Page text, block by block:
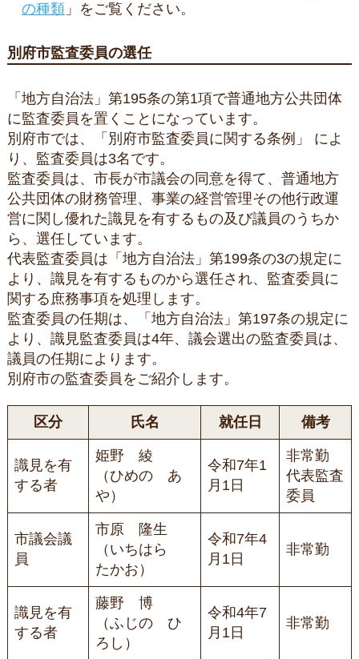
の種類」をご覧ください。
別府市監査委員の選任
「地方自治法」第195条の第1項で普通地方公共団体
に監査委員を置くことになっています。
別府市では、「別府市監査委員に関する条例」 によ
り、監査委員は3名です。
監査委員は、市長が市議会の同意を得て、普通地方
公共団体の財務管理、事業の経営管理その他行政運
営に関し優れた識見を有するもの及び議員のうちか
ら、選任しています。
代表監査委員は「地方自治法」第199条の3の規定に
より、識見を有するものから選任され、監査委員に
関する庶務事項を処理します。
監査委員の任期は、「地方自治法」第197条の規定に
より、識見監査委員は4年、議会選出の監査委員は、
議員の任期によります。
別府市の監査委員をご紹介します。
区分 氏名 就任日 備考
識見を有
する者
姫野 綾
（ひめの あ
や）
令和7年1
月1日
非常勤
代表監査
委員
市議会議
員
市原 隆生
（いちはら
たかお）
令和7年4
月1日
非常勤
識見を有
する者
藤野 博
（ふじの ひ
ろし）
令和4年7
月1日
非常勤